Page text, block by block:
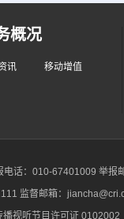
概况
讯 移动增值
电话：010-67401009 举报
监督邮箱：
播视听节目许可证